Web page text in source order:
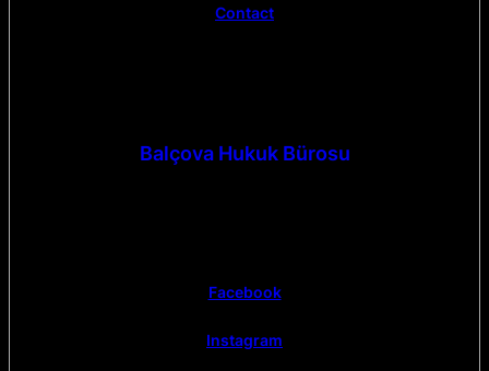
Contact
Balçova Hukuk Bürosu
Facebook
Instagram